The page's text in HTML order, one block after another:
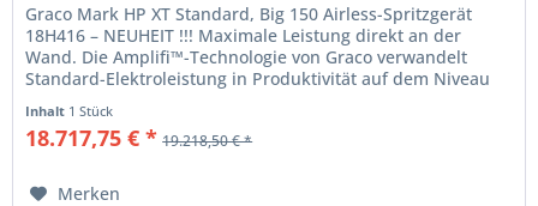
Graco Mark HP XT Standard, Big 150 Airless-Spritzgerät
18H416 – NEUHEIT !!! Maximale Leistung direkt an der
Wand. Die Amplifi™-Technologie von Graco verwandelt
Standard-Elektroleistung in Produktivität auf dem Niveau
Inhalt 1 Stück
18.717,75 € * 19.218,50 € *
Merken